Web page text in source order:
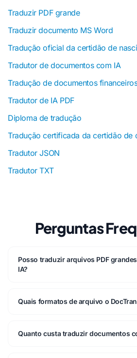
Traduzir PDF grande
Traduzir documento MS Word
Tradução oficial da certidão de
Tradutor de documentos com IA
Tradução de documentos
Tradutor de IA PDF
Diploma de tradução
Tradução certificada da certidão de
Tradutor JSON
Tradutor TXT
Perguntas
Posso traduzir arquivos PDF
IA?
Quais formatos de arquivo o
Quanto custa traduzir documentos